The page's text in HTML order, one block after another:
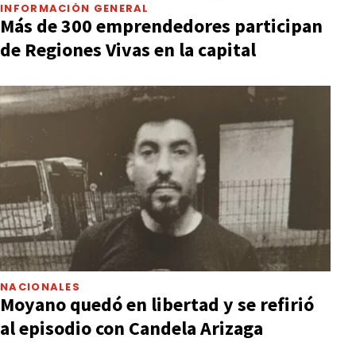
INFORMACIÓN GENERAL
Más de 300 emprendedores participan
de Regiones Vivas en la capital
NACIONALES
Moyano quedó en libertad y se refirió
al episodio con Candela Arizaga